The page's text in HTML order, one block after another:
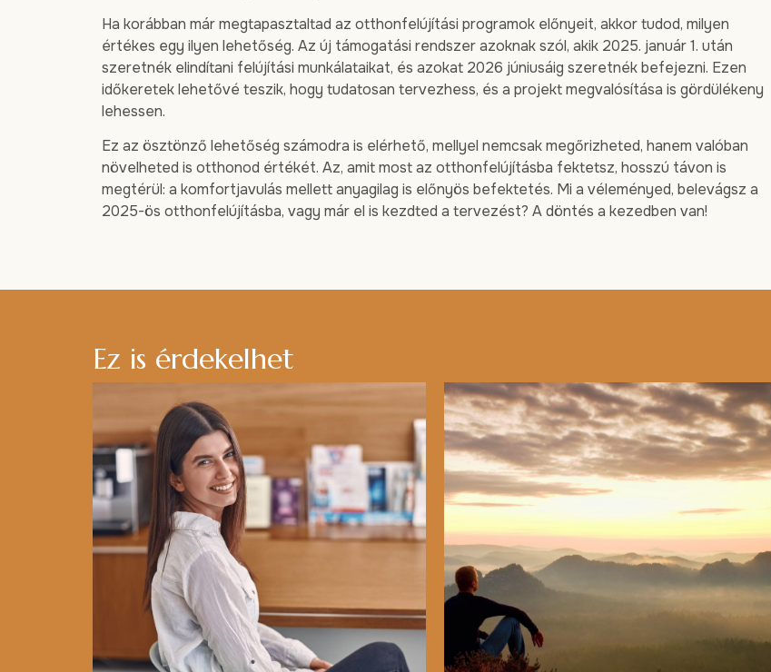
Ha korábban már megtapasztaltad az otthonfelújítási programok előnyeit, akkor tudod, milyen
értékes egy ilyen lehetőség. Az új támogatási rendszer azoknak szól, akik 2025. január 1. után
szeretnék elindítani felújítási munkálataikat, és azokat 2026 júniusáig szeretnék befejezni. Ezen
időkeretek lehetővé teszik, hogy tudatosan tervezhess, és a projekt megvalósítása is gördülékeny
lehessen.
Ez az ösztönző lehetőség számodra is elérhető, mellyel nemcsak megőrizheted, hanem valóban
növelheted is otthonod értékét. Az, amit most az otthonfelújításba fektetsz, hosszú távon is
megtérül: a komfortjavulás mellett anyagilag is előnyös befektetés. Mi a véleményed, belevágsz a
2025-ös otthonfelújításba, vagy már el is kezdted a tervezést? A döntés a kezedben van!
Ez is érdekelhet